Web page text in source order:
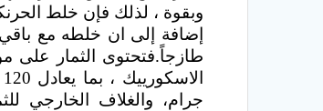
وبقوة ، لذلك فإن خلط
إضافة إلى ان خلطه مع
طازجاً.فتحتوى الثمار على